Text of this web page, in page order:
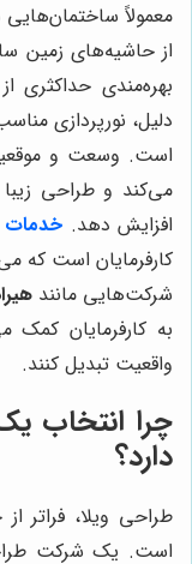
معمولاً
از حاشیه‌های زمین
بهره‌مندی حداکثری
دلیل، نورپردازی
است. وسعت و
می‌کند و طراحی
افزایش دهد. خدمات
کارفرمایان است که
شرکت‌هایی مانند
به کارفرمایان کمک
واقعیت تبدیل کنند.
چرا انتخاب
دارد؟
طراحی ویلا، فراتر
است. یک شرکت